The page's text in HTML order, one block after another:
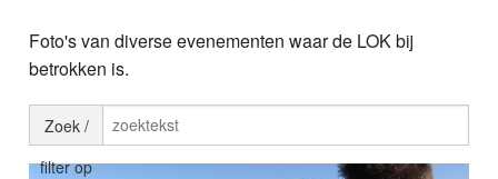
Nieuws
Video
Foto's van diverse evenementen waar de LOK bij
betrokken is.
Zoek /
filter op